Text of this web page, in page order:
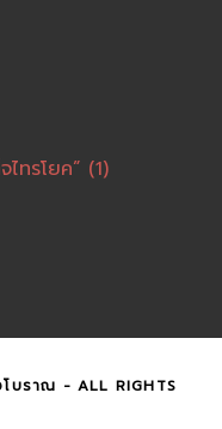
ทรโยค” (1)
บราณ - ALL RIGHTS